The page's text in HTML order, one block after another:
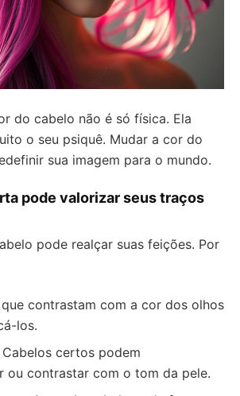
do cabelo não é só física. Ela
o seu psiquê. Mudar a cor do
sua imagem para o mundo.
pode valorizar seus traços
pode realçar suas feições. Por
contrastam com a cor dos olhos
los.
Cabelos certos podem
ou contrastar com o tom da pele.